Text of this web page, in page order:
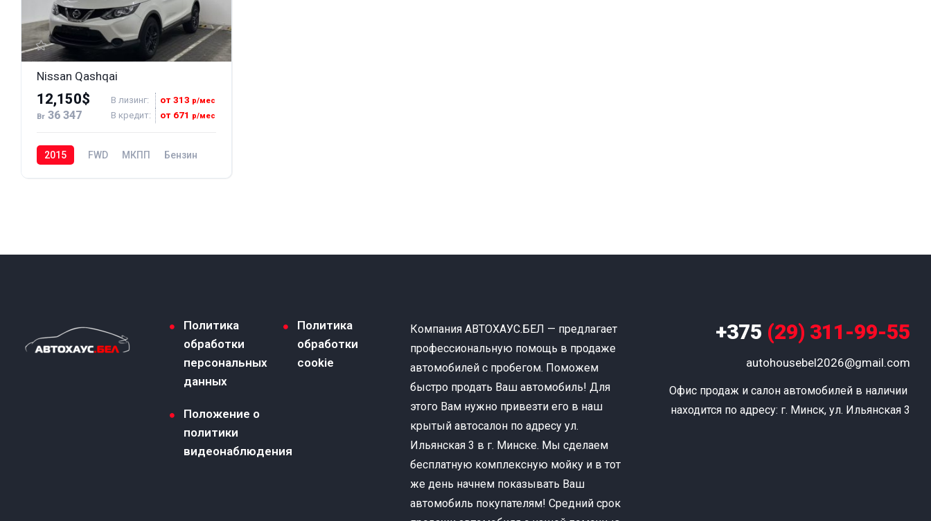
Nissan Qashqai
12,150$
Br 36 347
В лизинг: от 313 р/мес
В кредит: от 671 р/мес
2015 FWD МКПП
Бензин
Политика
обработки
персональных
данных
Политика
обработки
cookie
Положение о
политики
видеонаблюдения
Компания АВТОХАУС.БЕЛ — предлагает
профессиональную помощь в продаже
автомобилей с пробегом. Поможем
быстро продать Ваш автомобиль! Для
этого Вам нужно привезти его в наш
крытый автосалон по адресу ул.
Ильянская 3 в г. Минске. Мы сделаем
бесплатную комплексную мойку и в тот
же день начнем показывать Ваш
автомобиль покупателям! Средний срок
+375 (29) 311-99-55
autohousebel2026@gmail.com
Офис продаж и салон автомобилей в наличии
находится по адресу: г. Минск, ул. Ильянская 3